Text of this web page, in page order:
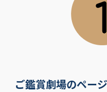
ご鑑賞劇場のペー